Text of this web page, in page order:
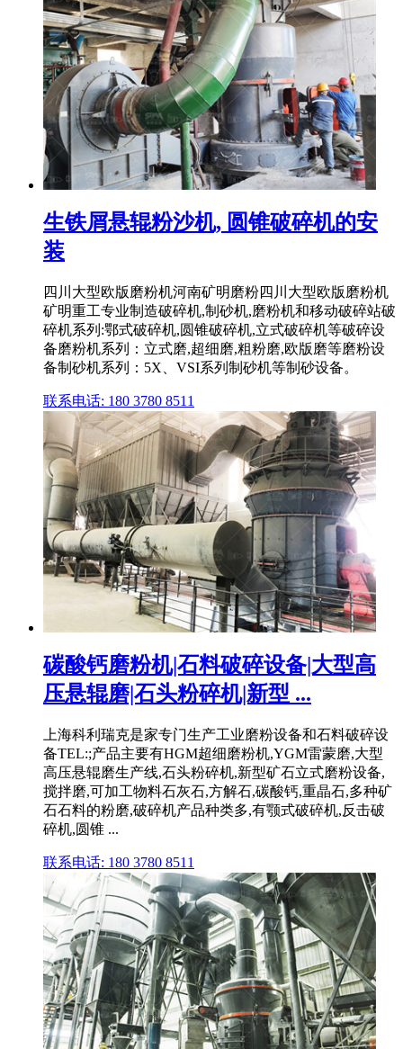
生铁屑悬辊粉沙机, 圆锥破碎机的安
装
四川大型欧版磨粉机河南矿明磨粉四川大型欧版磨粉机
矿明重工专业制造破碎机,制砂机,磨粉机和移动破碎站破
碎机系列:鄂式破碎机,圆锥破碎机,立式破碎机等破碎设
备磨粉机系列：立式磨,超细磨,粗粉磨,欧版磨等磨粉设
备制砂机系列：5X、VSI系列制砂机等制砂设备。
联系电话: 180 3780 8511
碳酸钙磨粉机|石料破碎设备|大型高
压悬辊磨|石头粉碎机|新型 ...
上海科利瑞克是家专门生产工业磨粉设备和石料破碎设
备TEL:;产品主要有HGM超细磨粉机,YGM雷蒙磨,大型
高压悬辊磨生产线,石头粉碎机,新型矿石立式磨粉设备,
搅拌磨,可加工物料石灰石,方解石,碳酸钙,重晶石,多种矿
石石料的粉磨,破碎机产品种类多,有颚式破碎机,反击破
碎机,圆锥 ...
联系电话: 180 3780 8511